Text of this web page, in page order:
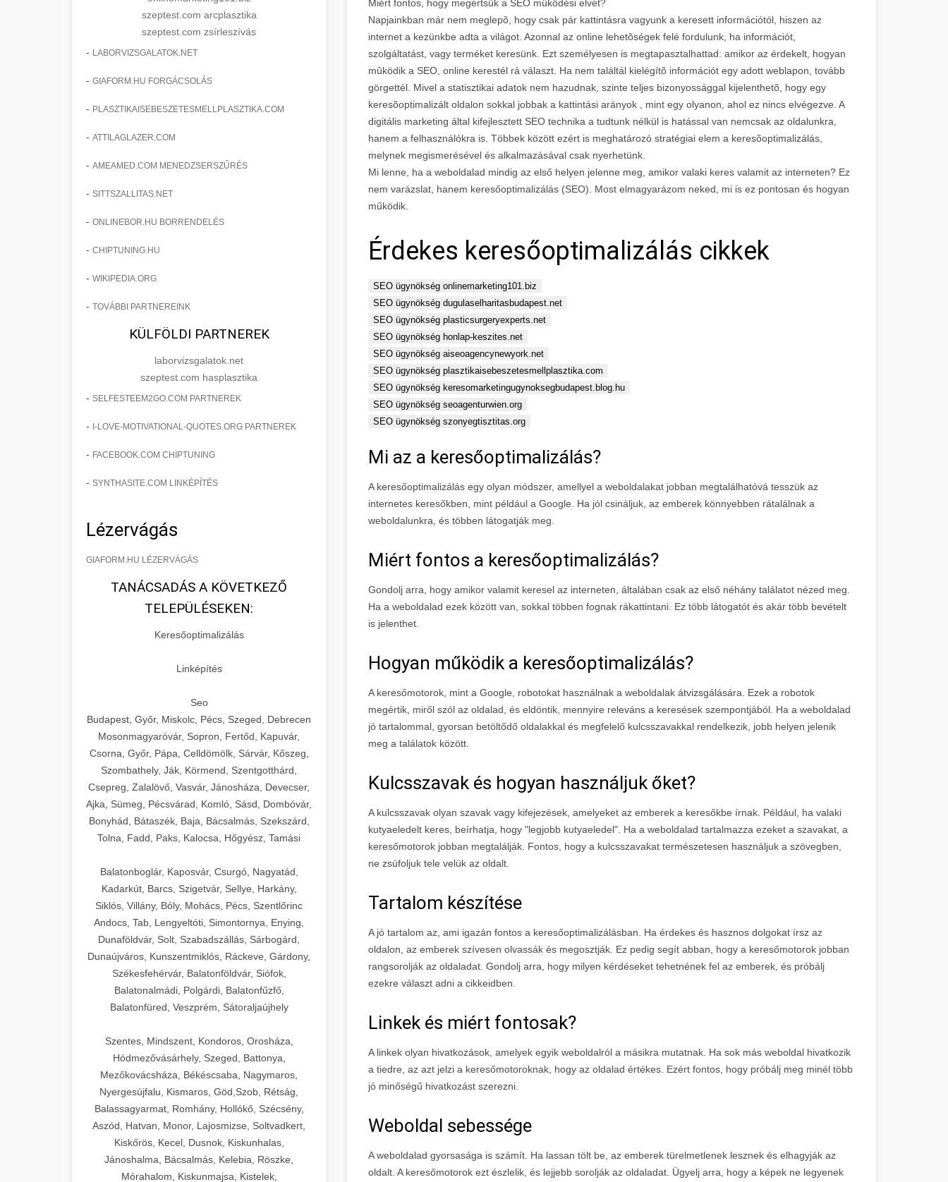
szeptest.com arcplasztika
szeptest.com zsírleszívás
- LABORVIZSGALATOK.NET
- GIAFORM.HU FORGÁCSOLÁS
- PLASZTIKAISEBESZETESMELLPLASZTIKA.COM
- ATTILAGLAZER.COM
- AMEAMED.COM MENEDZSERSZŰRÉS
- SITTSZALLITAS.NET
- ONLINEBOR.HU BORRENDELÉS
- CHIPTUNING.HU
- WIKIPEDIA.ORG
- TOVÁBBI PARTNEREINK
KÜLFÖLDI PARTNEREK
laborvizsgalatok.net
szeptest.com hasplasztika
- SELFESTEEM2GO.COM PARTNEREK
- I-LOVE-MOTIVATIONAL-QUOTES.ORG PARTNEREK
- FACEBOOK.COM CHIPTUNING
- SYNTHASITE.COM LINKÉPÍTÉS
Lézervágás
GIAFORM.HU LÉZERVÁGÁS
TANÁCSADÁS A KÖVETKEZŐ
TELEPÜLÉSEKEN:
Keresőoptimalizálás
Linképítés
Seo
Budapest, Győr, Miskolc, Pécs, Szeged, Debrecen
Mosonmagyaróvár, Sopron, Fertőd, Kapuvár,
Csorna, Győr, Pápa, Celldömölk, Sárvár, Kőszeg,
Szombathely, Ják, Körmend, Szentgotthárd,
Csepreg, Zalalövő, Vasvár, Jánosháza, Devecser,
Ajka, Sümeg, Pécsvárad, Komló, Sásd, Dombóvár,
Bonyhád, Bátaszék, Baja, Bácsalmás, Szekszárd,
Tolna, Fadd, Paks, Kalocsa, Hőgyész, Tamási
Balatonboglár, Kaposvár, Csurgó, Nagyatád,
Kadarkút, Barcs, Szigetvár, Sellye, Harkány,
Siklós, Villány, Bóly, Mohács, Pécs, Szentlőrinc
Andocs, Tab, Lengyeltóti, Simontornya, Enying,
Dunaföldvár, Solt, Szabadszállás, Sárbogárd,
Dunaújváros, Kunszentmiklós, Ráckeve, Gárdony,
Székesfehérvár, Balatonföldvár, Siófok,
Balatonalmádi, Polgárdi, Balatonfűzfő,
Balatonfüred, Veszprém, Sátoraljaújhely
Szentes, Mindszent, Kondoros, Orosháza,
Hódmezővásárhely, Szeged, Battonya,
Mezőkovácsháza, Békéscsaba, Nagymaros,
Nyergesújfalu, Kismaros, Göd,Szob, Rétság,
Balassagyarmat, Romhány, Hollókő, Szécsény,
Aszód, Hatvan, Monor, Lajosmizse, Soltvadkert,
Kiskőrös, Kecel, Dusnok, Kiskunhalas,
Jánoshalma, Bácsalmás, Kelebia, Röszke,
Mórahalom, Kiskunmajsa, Kistelek,
Miért fontos, hogy megértsük a SEO mûködési elvét?
Napjainkban már nem meglepõ, hogy csak pár kattintásra vagyunk a keresett információtól, hiszen az
internet a kezünkbe adta a világot. Azonnal az online lehetõségek felé fordulunk, ha információt,
szolgáltatást, vagy terméket keresünk. Ezt személyesen is megtapasztalhattad: amikor az érdekelt, hogyan
mûködik a SEO, online kerestél rá választ. Ha nem találtál kielégítõ információt egy adott weblapon, tovább
görgettél. Mivel a statisztikai adatok nem hazudnak, szinte teljes bizonyossággal kijelenthetõ, hogy egy
keresõoptimalizált oldalon sokkal jobbak a kattintási arányok , mint egy olyanon, ahol ez nincs elvégezve. A
digitális marketing által kifejlesztett SEO technika a tudtunk nélkül is hatással van nemcsak az oldalunkra,
hanem a felhasználókra is. Többek között ezért is meghatározó stratégiai elem a keresõoptimalizálás,
melynek megismerésével és alkalmazásával csak nyerhetünk.
Mi lenne, ha a weboldalad mindig az első helyen jelenne meg, amikor valaki keres valamit az interneten? Ez
nem varázslat, hanem keresőoptimalizálás (SEO). Most elmagyarázom neked, mi is ez pontosan és hogyan
működik.
Érdekes keresőoptimalizálás cikkek
SEO ügynökség onlinemarketing101.biz
SEO ügynökség dugulaselharitasbudapest.net
SEO ügynökség plasticsurgeryexperts.net
SEO ügynökség honlap-keszites.net
SEO ügynökség aiseoagencynewyork.net
SEO ügynökség plasztikaisebeszetesmellplasztika.com
SEO ügynökség keresomarketingugynoksegbudapest.blog.hu
SEO ügynökség seoagenturwien.org
SEO ügynökség szonyegtisztitas.org
Mi az a keresőoptimalizálás?
A keresőoptimalizálás egy olyan módszer, amellyel a weboldalakat jobban megtalálhatóvá tesszük az
internetes keresőkben, mint például a Google. Ha jól csináljuk, az emberek könnyebben rátalálnak a
weboldalunkra, és többen látogatják meg.
Miért fontos a keresőoptimalizálás?
Gondolj arra, hogy amikor valamit keresel az interneten, általában csak az első néhány találatot nézed meg.
Ha a weboldalad ezek között van, sokkal többen fognak rákattintani. Ez több látogatót és akár több bevételt
is jelenthet.
Hogyan működik a keresőoptimalizálás?
A keresőmotorok, mint a Google, robotokat használnak a weboldalak átvizsgálására. Ezek a robotok
megértik, miről szól az oldalad, és eldöntik, mennyire releváns a keresések szempontjából. Ha a weboldalad
jó tartalommal, gyorsan betöltődő oldalakkal és megfelelő kulcsszavakkal rendelkezik, jobb helyen jelenik
meg a találatok között.
Kulcsszavak és hogyan használjuk őket?
A kulcsszavak olyan szavak vagy kifejezések, amelyeket az emberek a keresőkbe írnak. Például, ha valaki
kutyaeledelt keres, beírhatja, hogy "legjobb kutyaeledel". Ha a weboldalad tartalmazza ezeket a szavakat, a
keresőmotorok jobban megtalálják. Fontos, hogy a kulcsszavakat természetesen használjuk a szövegben,
ne zsúfoljuk tele velük az oldalt.
Tartalom készítése
A jó tartalom az, ami igazán fontos a keresőoptimalizálásban. Ha érdekes és hasznos dolgokat írsz az
oldalon, az emberek szívesen olvassák és megosztják. Ez pedig segít abban, hogy a keresőmotorok jobban
rangsorolják az oldaladat. Gondolj arra, hogy milyen kérdéseket tehetnének fel az emberek, és próbálj
ezekre választ adni a cikkeidben.
Linkek és miért fontosak?
A linkek olyan hivatkozások, amelyek egyik weboldalról a másikra mutatnak. Ha sok más weboldal hivatkozik
a tiedre, az azt jelzi a keresőmotoroknak, hogy az oldalad értékes. Ezért fontos, hogy próbálj meg minél több
jó minőségű hivatkozást szerezni.
Weboldal sebessége
A weboldalad gyorsasága is számít. Ha lassan tölt be, az emberek türelmetlenek lesznek és elhagyják az
oldalt. A keresőmotorok ezt észlelik, és lejjebb sorolják az oldaladat. Ügyelj arra, hogy a képek ne legyenek